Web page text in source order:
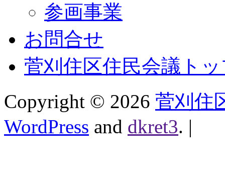
参画事業
お問合せ
菅刈住区住民会議ト
Copyright © 2026 菅刈住
WordPress and dkret3. |